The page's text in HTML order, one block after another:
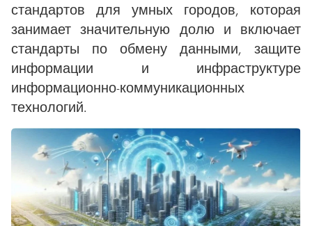
стандартов для умных городов, которая
занимает значительную долю и включает
стандарты по обмену данными, защите
информации и инфраструктуре
информационно-коммуникационных
технологий.